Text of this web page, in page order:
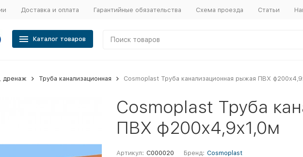
Доставка и оплата Гарантийные обязательства Схема проезда Статьи
Каталог товаров
дренаж Труба канализационная Cosmoplast Труба канализационная рыжая ПВХ
Cosmoplast Труба
ПВХ ф200х4,9х1,0м
Артикул: C000020 Бренд: Cosmoplast